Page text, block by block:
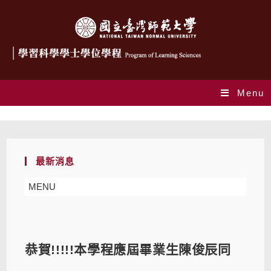
Menu
最新消息
MENU
恭賀!!!!!本學程應屆畢業生陳俊辰同